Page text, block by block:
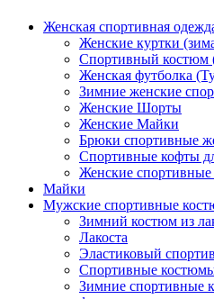
Женская спортивная
Женские куртки
Спортивный костюм
Женская футболка
Зимние женские
Женские Шорты
Женские Майки
Брюки спортивные
Спортивные кофты
Женские
Майки
Мужские спортивные
Зимний костюм из
Лакоста
Эластиковый
Спортивные
Зимние спортивные